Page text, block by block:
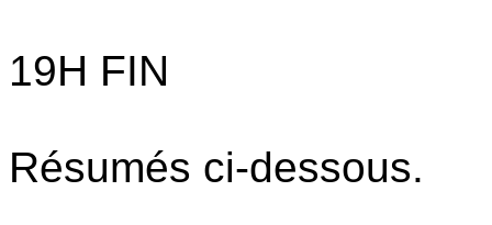
19H FIN
Résumés ci-dessous.